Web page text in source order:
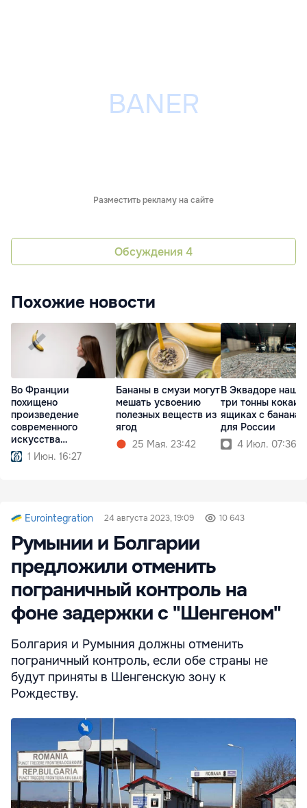
Разместить рекламу на сайте
Обсуждения 4
Похожие новости
Во Франции
похищено
произведение
современного
искусства
стоимостью $6,2 млн
1 Июн. 16:27
Бананы в смузи могут
мешать усвоению
полезных веществ из
ягод
25 Мая. 23:42
В Эквадоре
три тонны
ящиках с
для России
4 Июл. 07:36
Eurointegration 24 августа 2023, 19:09 10 643
Румынии и Болгарии
предложили отменить
пограничный контроль на
фоне задержки с "Шенгеном"
Болгария и Румыния должны отменить
пограничный контроль, если обе страны не
будут приняты в Шенгенскую зону к
Рождеству.